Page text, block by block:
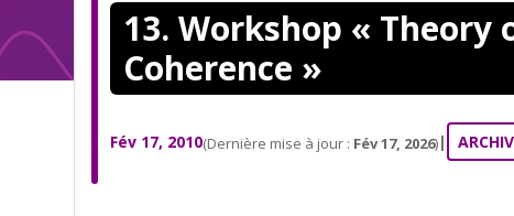
13. Workshop «
Coherence »
Fév 17, 2010(Dernière mise à jour : Fév 17, 2026)|